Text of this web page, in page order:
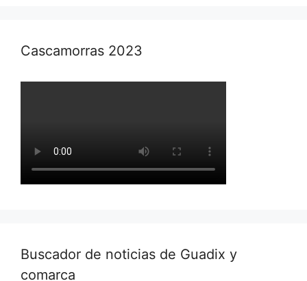
Cascamorras 2023
Buscador de noticias de Guadix y
comarca